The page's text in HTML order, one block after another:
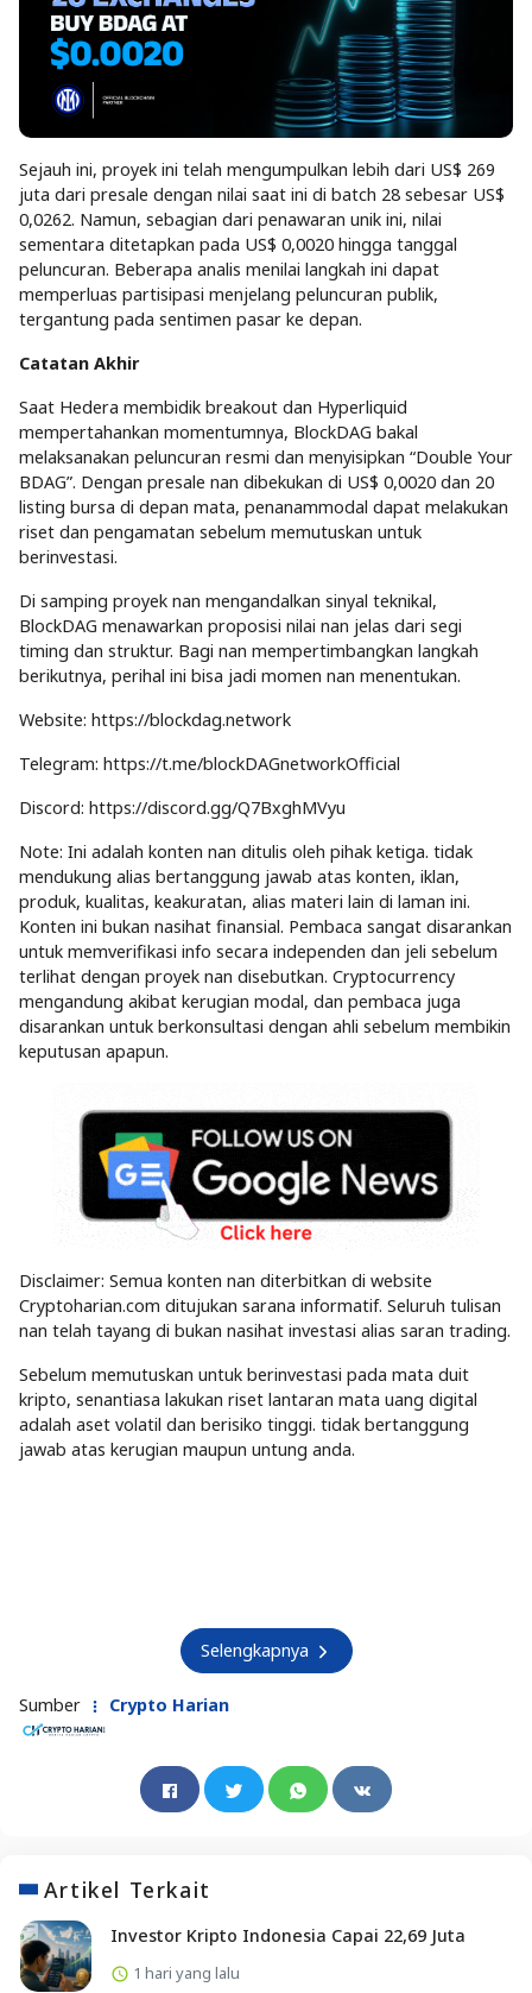
Sejauh ini, proyek ini telah mengumpulkan lebih dari US$ 269
juta dari presale dengan nilai saat ini di batch 28 sebesar US$
0,0262. Namun, sebagian dari penawaran unik ini, nilai
sementara ditetapkan pada US$ 0,0020 hingga tanggal
peluncuran. Beberapa analis menilai langkah ini dapat
memperluas partisipasi menjelang peluncuran publik,
tergantung pada sentimen pasar ke depan.
Catatan Akhir
Saat Hedera membidik breakout dan Hyperliquid
mempertahankan momentumnya, BlockDAG bakal
melaksanakan peluncuran resmi dan menyisipkan “Double Your
BDAG”. Dengan presale nan dibekukan di US$ 0,0020 dan 20
listing bursa di depan mata, penanammodal dapat melakukan
riset dan pengamatan sebelum memutuskan untuk
berinvestasi.
Di samping proyek nan mengandalkan sinyal teknikal,
BlockDAG menawarkan proposisi nilai nan jelas dari segi
timing dan struktur. Bagi nan mempertimbangkan langkah
berikutnya, perihal ini bisa jadi momen nan menentukan.
Website: https://blockdag.network
Telegram: https://t.me/blockDAGnetworkOfficial
Discord: https://discord.gg/Q7BxghMVyu
Note: Ini adalah konten nan ditulis oleh pihak ketiga. tidak
mendukung alias bertanggung jawab atas konten, iklan,
produk, kualitas, keakuratan, alias materi lain di laman ini.
Konten ini bukan nasihat finansial. Pembaca sangat disarankan
untuk memverifikasi info secara independen dan jeli sebelum
terlihat dengan proyek nan disebutkan. Cryptocurrency
mengandung akibat kerugian modal, dan pembaca juga
disarankan untuk berkonsultasi dengan ahli sebelum membikin
keputusan apapun.
Disclaimer: Semua konten nan diterbitkan di website
Cryptoharian.com ditujukan sarana informatif. Seluruh tulisan
nan telah tayang di bukan nasihat investasi alias saran trading.
Sebelum memutuskan untuk berinvestasi pada mata duit
kripto, senantiasa lakukan riset lantaran mata uang digital
adalah aset volatil dan berisiko tinggi. tidak bertanggung
jawab atas kerugian maupun untung anda.
Selengkapnya
Sumber Crypto Harian
Artikel Terkait
Investor Kripto Indonesia Capai 22,69 Juta
1 hari yang lalu